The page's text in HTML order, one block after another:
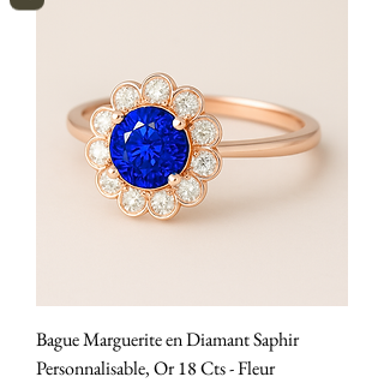
Bague Marguerite en Diamant Saphir
Personnalisable, Or 18 Cts - Fleur